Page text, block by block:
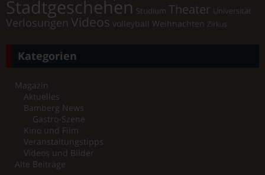
Stadtgeschehen Studium Theater Universität
Verlosungen Videos volleyball Weihnachten Zirkus
Kategorien
Magazin
Aktuelles
Bamberg News
Gastro-Szene
Kino und Film
Veranstaltungstipps
Videos und Bilder
Alte Beiträge